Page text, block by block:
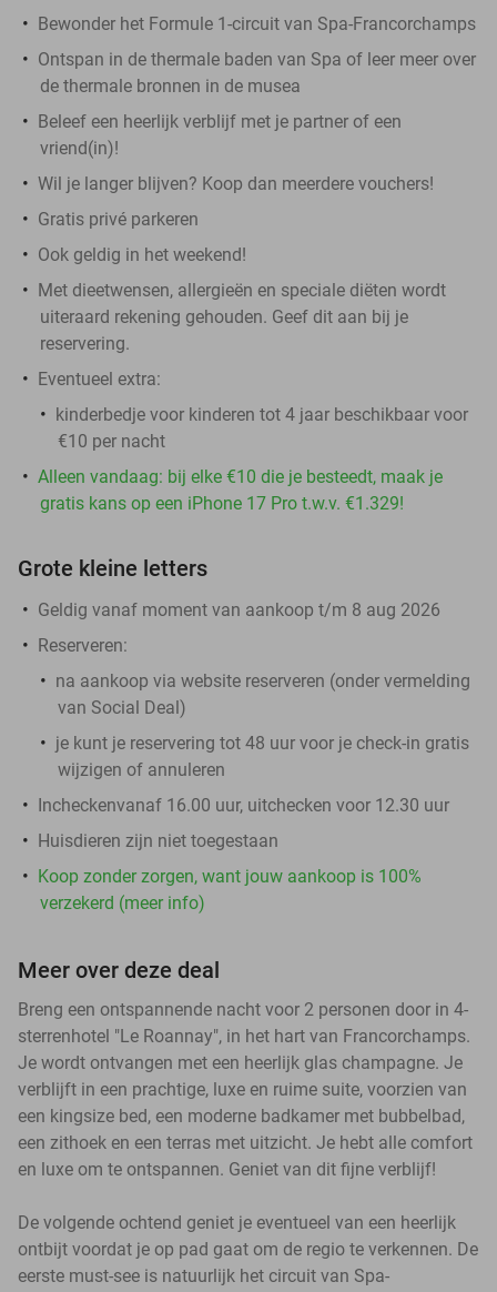
Bewonder het Formule 1-circuit van Spa-Francorchamps
Ontspan in de thermale baden van Spa of leer meer over
de thermale bronnen in de musea
Beleef een heerlijk verblijf met je partner of een
vriend(in)!
Wil je langer blijven? Koop dan meerdere vouchers!
Gratis privé parkeren
Ook geldig in het weekend!
Met dieetwensen, allergieën en speciale diëten wordt
uiteraard rekening gehouden. Geef dit aan bij je
reservering.
Eventueel extra:
kinderbedje voor kinderen tot 4 jaar beschikbaar voor
€10 per nacht
Alleen vandaag: bij elke €10 die je besteedt, maak je
gratis kans op een iPhone 17 Pro t.w.v. €1.329!
Grote kleine letters
Geldig vanaf moment van aankoop t/m 8 aug 2026
Reserveren:
na aankoop via website reserveren (onder vermelding
van Social Deal)
je kunt je reservering tot 48 uur voor je check-in gratis
wijzigen of annuleren
Incheckenvanaf 16.00 uur, uitchecken voor 12.30 uur
Huisdieren zijn niet toegestaan
Koop zonder zorgen, want jouw aankoop is 100%
verzekerd (meer info)
Meer over deze deal
Breng een ontspannende nacht voor 2 personen door in 4-
sterrenhotel "Le Roannay", in het hart van Francorchamps.
Je wordt ontvangen met een heerlijk glas champagne. Je
verblijft in een prachtige, luxe en ruime suite, voorzien van
een kingsize bed, een moderne badkamer met bubbelbad,
een zithoek en een terras met uitzicht. Je hebt alle comfort
en luxe om te ontspannen. Geniet van dit fijne verblijf!
De volgende ochtend geniet je eventueel van een heerlijk
ontbijt voordat je op pad gaat om de regio te verkennen. De
eerste must-see is natuurlijk het circuit van Spa-